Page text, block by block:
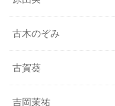
古木のぞみ
古賀葵
吉岡茉祐